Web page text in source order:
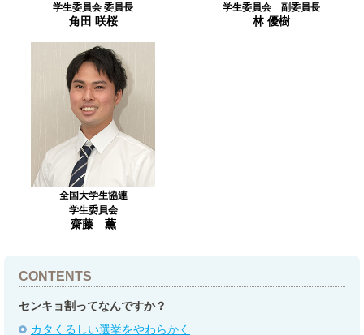
学生委員会 委員長
角田 咲桜
学生委員会 副委員長
林 優樹
全国大学生協連
学生委員会
齋藤 薫
CONTENTS
センキョ割ってなんですか？
カタくるしい選挙をやわらかく